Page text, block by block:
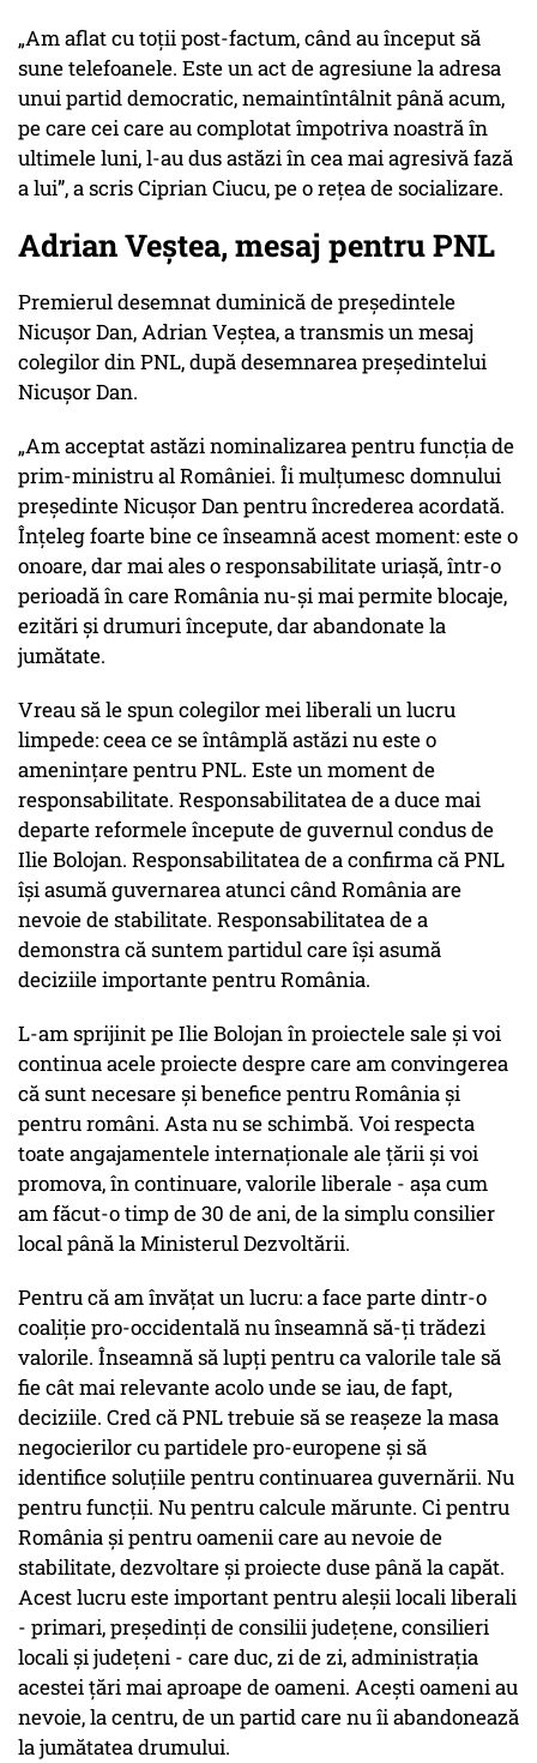
„Am aflat cu toții post-factum, când au început să
sune telefoanele. Este un act de agresiune la adresa
unui partid democratic, nemaintîntâlnit până acum,
pe care cei care au complotat împotriva noastră în
ultimele luni, l-au dus astăzi în cea mai agresivă fază
a lui”, a scris Ciprian Ciucu, pe o rețea de socializare.
Adrian Veștea, mesaj pentru PNL
Premierul desemnat duminică de președintele
Nicușor Dan, Adrian Veștea, a transmis un mesaj
colegilor din PNL, după desemnarea președintelui
Nicușor Dan.
„Am acceptat astăzi nominalizarea pentru funcția de
prim-ministru al României. Îi mulțumesc domnului
președinte Nicușor Dan pentru încrederea acordată.
Înțeleg foarte bine ce înseamnă acest moment: este o
onoare, dar mai ales o responsabilitate uriașă, într-o
perioadă în care România nu-și mai permite blocaje,
ezitări și drumuri începute, dar abandonate la
jumătate.
Vreau să le spun colegilor mei liberali un lucru
limpede: ceea ce se întâmplă astăzi nu este o
amenințare pentru PNL. Este un moment de
responsabilitate. Responsabilitatea de a duce mai
departe reformele începute de guvernul condus de
Ilie Bolojan. Responsabilitatea de a confirma că PNL
își asumă guvernarea atunci când România are
nevoie de stabilitate. Responsabilitatea de a
demonstra că suntem partidul care își asumă
deciziile importante pentru România.
L-am sprijinit pe Ilie Bolojan în proiectele sale și voi
continua acele proiecte despre care am convingerea
că sunt necesare și benefice pentru România și
pentru români. Asta nu se schimbă. Voi respecta
toate angajamentele internaționale ale țării și voi
promova, în continuare, valorile liberale - așa cum
am făcut-o timp de 30 de ani, de la simplu consilier
local până la Ministerul Dezvoltării.
Pentru că am învățat un lucru: a face parte dintr-o
coaliție pro-occidentală nu înseamnă să-ți trădezi
valorile. Înseamnă să lupți pentru ca valorile tale să
fie cât mai relevante acolo unde se iau, de fapt,
deciziile. Cred că PNL trebuie să se reașeze la masa
negocierilor cu partidele pro-europene și să
identifice soluțiile pentru continuarea guvernării. Nu
pentru funcții. Nu pentru calcule mărunte. Ci pentru
România și pentru oamenii care au nevoie de
stabilitate, dezvoltare și proiecte duse până la capăt.
Acest lucru este important pentru aleșii locali liberali
- primari, președinți de consilii județene, consilieri
locali și județeni - care duc, zi de zi, administrația
acestei țări mai aproape de oameni. Acești oameni au
nevoie, la centru, de un partid care nu îi abandonează
la jumătatea drumului.